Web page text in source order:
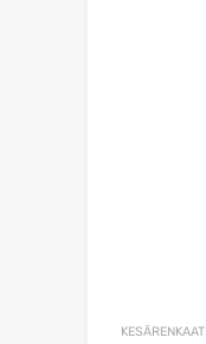
KESÄRENKAAT